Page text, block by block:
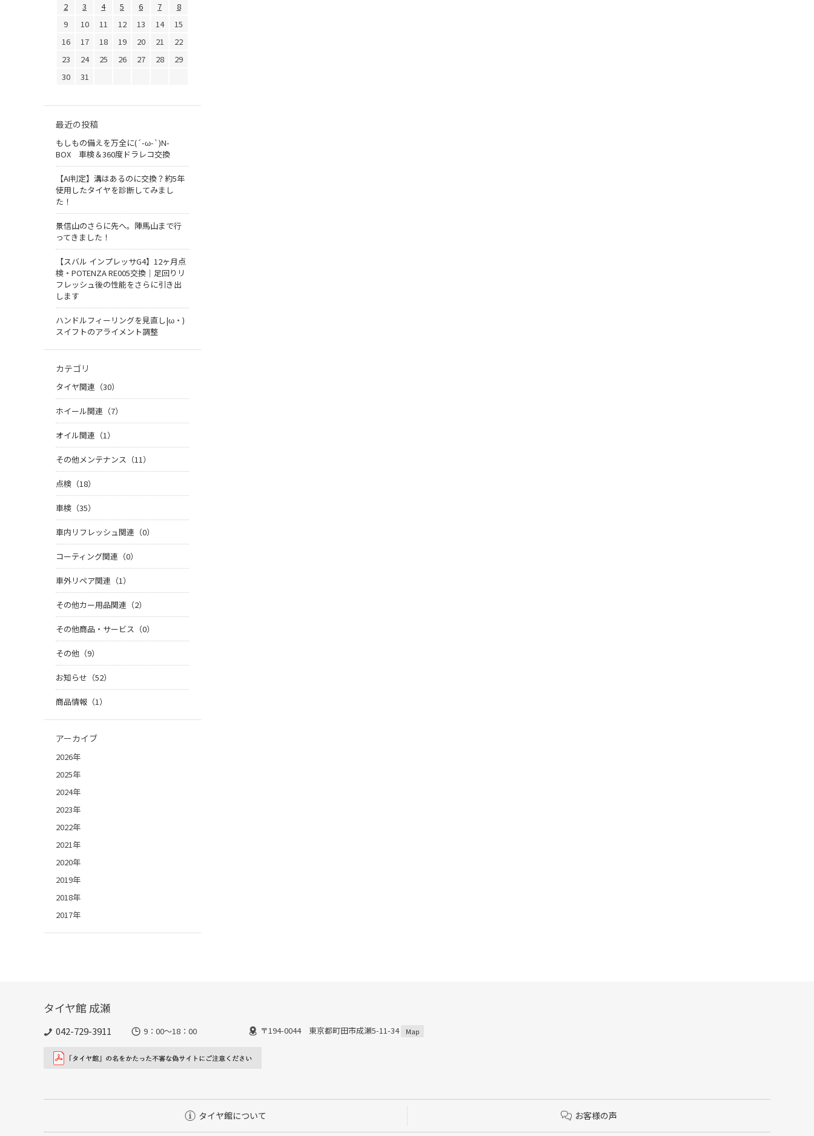
2
3 4 5 6 7
8
9
10 11 12 13 14
15
16
17 18 19 20 21
22
23
24 25 26 27 28
29
30
31
最近の投稿
もしもの備えを万全に(´-ω-`)N-
BOX 車検＆360度ドラレコ交換
【AI判定】溝はあるのに交換？約5年
使用したタイヤを診断してみまし
た！
景信山のさらに先へ。陣馬山まで行
ってきました！
【スバル インプレッサG4】12ヶ月点
検・POTENZA RE005交換｜足回りリ
フレッシュ後の性能をさらに引き出
します
ハンドルフィーリングを見直し|ω・)
スイフトのアライメント調整
カテゴリ
タイヤ関連（30）
ホイール関連（7）
オイル関連（1）
その他メンテナンス（11）
点検（18）
車検（35）
車内リフレッシュ関連（0）
コーティング関連（0）
車外リペア関連（1）
その他カー用品関連（2）
その他商品・サービス（0）
その他（9）
お知らせ（52）
商品情報（1）
アーカイブ
2026年
2025年
2024年
2023年
2022年
2021年
2020年
2019年
2018年
2017年
タイヤ館 成瀬
042-729-3911 9：00～18：00 〒194-0044 東京都町田市成瀬5-11-34 Map
タイヤ館について お客様の声